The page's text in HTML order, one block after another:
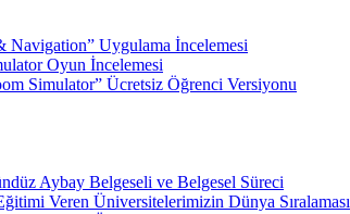
Navigation” Uygulama İncelemesi
Oyun İncelemesi
Simulator” Ücretsiz Öğrenci Versiyonu
Aybay Belgeseli ve Belgesel Süreci
Veren Üniversitelerimizin Dünya Sıralaması